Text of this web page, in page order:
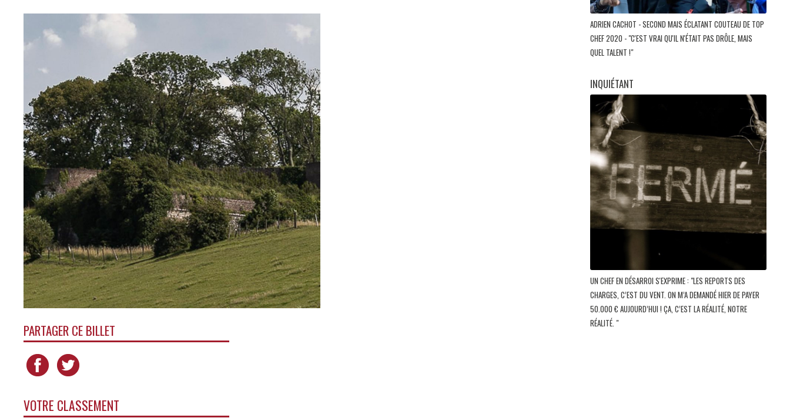
PARTAGER CE BILLET
VOTRE CLASSEMENT
ADRIEN CACHOT - SECOND MAIS ÉCLATANT COUTEAU DE TOP
CHEF 2020 - "C'EST VRAI QU'IL N'ÉTAIT PAS DRÔLE, MAIS
QUEL TALENT !"
INQUIÉTANT
UN CHEF EN DÉSARROI S'EXPRIME : "LES REPORTS DES
CHARGES, C’EST DU VENT. ON M’A DEMANDÉ HIER DE PAYER
50.000 € AUJOURD’HUI ! ÇA, C’EST LA RÉALITÉ, NOTRE
RÉALITÉ. "